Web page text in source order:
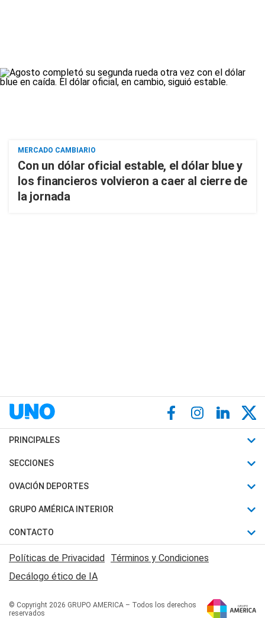
MERCADO CAMBIARIO
Con un dólar oficial estable, el dólar blue y
los financieros volvieron a caer al cierre de
la jornada
PRINCIPALES
Últimas Noticias
Política
Judiciales
Economia
SECCIONES
Horóscopo
Motores
Trucos caseros
Series y Películas
Edictos y Solicitadas
OVACIÓN DEPORTES
Fútbol
Mundial
Automovilismo
Rugby
Básquet
GRUPO AMÉRICA INTERIOR
Canal 7 en Vivo
San Juan 8
CONTACTO
Acerca de Nosotros
Contactanos
Políticas de Privacidad Términos y Condiciones
Decálogo ético de IA
© Copyright 2026 GRUPO AMERICA – Todos los derechos
reservados